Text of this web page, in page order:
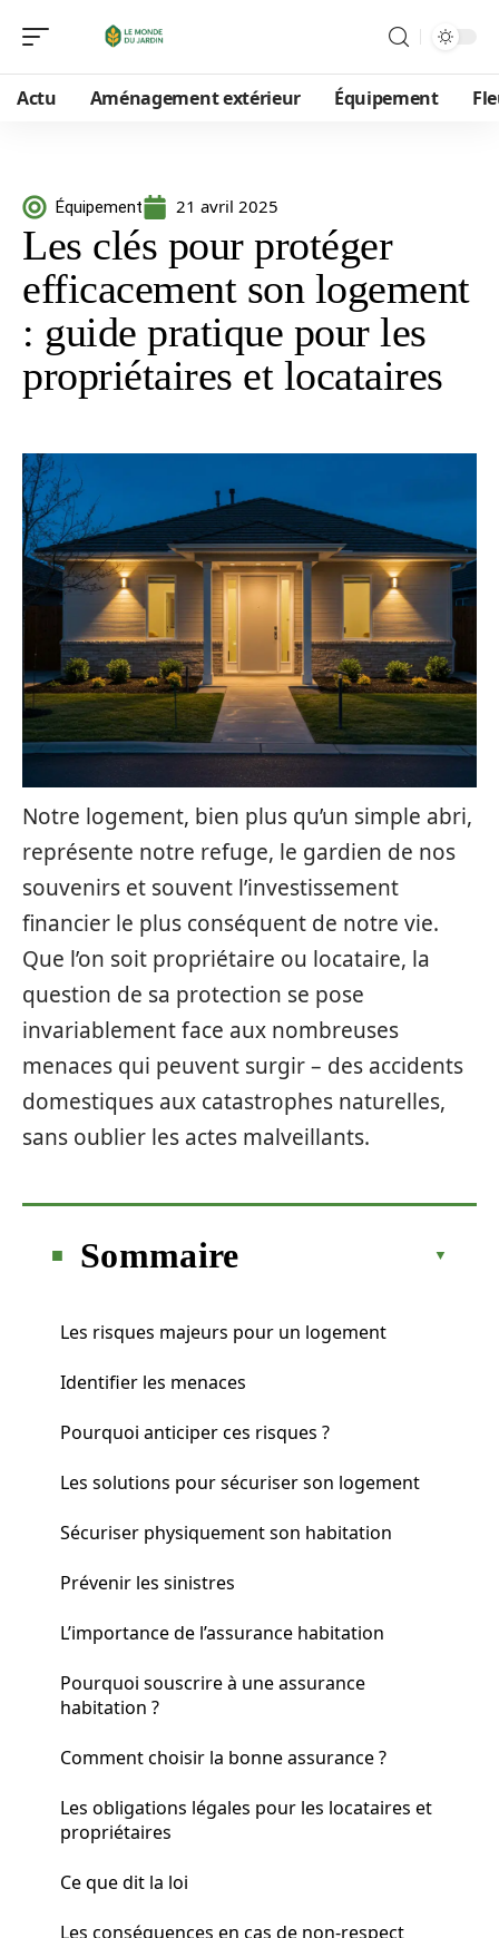
Actu Aménagement extérieur Équipement
Équipement 21 avril 2025
Les clés pour protéger
efficacement son logement
: guide pratique pour les
propriétaires et locataires
Notre logement, bien plus qu’un simple abri,
représente notre refuge, le gardien de nos
souvenirs et souvent l’investissement
financier le plus conséquent de notre vie.
Que l’on soit propriétaire ou locataire, la
question de sa protection se pose
invariablement face aux nombreuses
menaces qui peuvent surgir – des accidents
domestiques aux catastrophes naturelles,
sans oublier les actes malveillants.
Sommaire
Les risques majeurs pour un logement
Identifier les menaces
Pourquoi anticiper ces risques ?
Les solutions pour sécuriser son logement
Sécuriser physiquement son habitation
Prévenir les sinistres
L’importance de l’assurance habitation
Pourquoi souscrire à une assurance
habitation ?
Comment choisir la bonne assurance ?
Les obligations légales pour les locataires et
propriétaires
Ce que dit la loi
Les conséquences en cas de non-respect